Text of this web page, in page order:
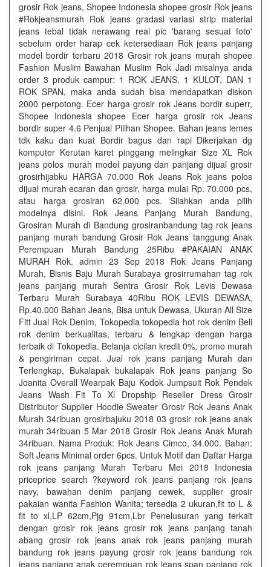
grosir Rok jeans, Shopee Indonesia shopee grosir Rok jeans
#Rokjeansmurah Rok jeans gradasi variasi strip material
jeans tebal tidak nerawang real pic 'barang sesuai foto'
sebelum order harap cek ketersediaan Rok jeans panjang
model bordir terbaru 2018 Grosir rok jeans murah shopee
Fashion Muslim Bawahan Muslim Rok Jadi misalnya anda
order 3 produk campur: 1 ROK JEANS, 1 KULOT, DAN 1
ROK SPAN, maka anda sudah bisa mendapatkan diskon
2000 perpotong. Ecer harga grosir rok Jeans bordir superr,
Shopee Indonesia shopee Ecer harga grosir rok Jeans
bordir super 4.6 Penjual Pilihan Shopee. Bahan jeans lemes
tdk kaku dan kuat Bordir bagus dan rapi Dikerjakan dg
komputer Kerutan karet pinggang melingkar Size XL Rok
jeans polos murah model payung dan panjang dijual grosir
grosirhijabku HARGA 70.000 Rok Jeans Rok jeans polos
dijual murah ecaran dan grosir, harga mulai Rp. 70.000 pcs,
atau harga grosiran 62.000 pcs. Silahkan anda pilih
modelnya disini. Rok Jeans Panjang Murah Bandung,
Grosiran Murah di Bandung grosiranbandung tag rok jeans
panjang murah bandung Grosir Rok Jeans tanggung Anak
Perempuan Murah Bandung 25Ribu #PAKAIAN ANAK
MURAH Rok. admin 23 Sep 2018 Rok Jeans Panjang
Murah, Bisnis Baju Murah Surabaya grosirrumahan tag rok
jeans panjang murah Sentra Grosir Rok Levis Dewasa
Terbaru Murah Surabaya 40Ribu ROK LEVIS DEWASA,
Rp.40.000 Bahan Jeans, Bisa untuk Dewasa, Ukuran All Size
Fitt Jual Rok Denim, Tokopedia tokopedia hot rok denim Beli
rok denim berkualitas, terbaru & lengkap dengan harga
terbaik di Tokopedia. Belanja cicilan kredit 0%, promo murah
& pengiriman cepat. Jual rok jeans panjang Murah dan
Terlengkap, Bukalapak bukalapak Rok jeans panjang So
Joanita Overall Wearpak Baju Kodok Jumpsuit Rok Pendek
Jeans Wash Fit To Xl Dropship Reseller Dress Grosir
Distributor Supplier Hoodie Sweater Grosir Rok Jeans Anak
Murah 34ribuan grosirbajuku 2018 03 grosir rok jeans anak
murah 34ribuan 5 Mar 2018 Grosir Rok Jeans Anak Murah
34ribuan. Nama Produk: Rok Jeans Cimco, 34.000. Bahan:
Soft Jeans Minimal order 6pcs. Untuk Motif dan Daftar Harga
rok jeans panjang Murah Terbaru Mei 2018 Indonesia
priceprice search ?keyword rok jeans panjang rok jeans
navy, bawahan denim panjang cewek, supplier grosir
pakaian wanita Fashion Wanita; tersedia 2 ukuran,fit to L &
fit to xl,LP 62cm,Pjg 91cm,Lbr Penelusuran yang terkait
dengan grosir rok jeans grosir rok jeans panjang tanah
abang grosir rok jeans anak rok jeans panjang murah
bandung rok jeans payung grosir rok jeans bandung rok
jeans panjang anak perempuan rok jeans span panjang rok